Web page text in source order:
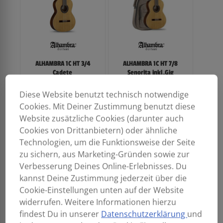
ALHAMBRA 1C HT 3/4
Cadete
inkl.Gig Bag
389,00€
ALHAMBRA 1C HT 7/8
Senorita inkl.Gig
389,00€
Diese Website benutzt technisch notwendige
Cookies. Mit Deiner Zustimmung benutzt diese
Website zusätzliche Cookies (darunter auch
Cookies von Drittanbietern) oder ähnliche
Technologien, um die Funktionsweise der Seite
zu sichern, aus Marketing-Gründen sowie zur
Verbesserung Deines Online-Erlebnisses. Du
kannst Deine Zustimmung jederzeit über die
Cookie-Einstellungen unten auf der Website
widerrufen. Weitere Informationen hierzu
findest Du in unserer Datenschutzerklärung und